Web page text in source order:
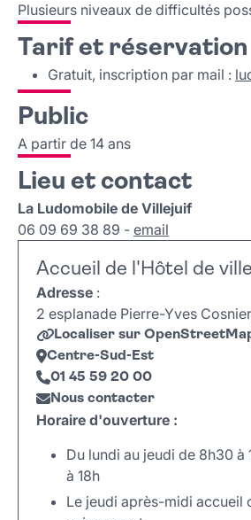
Plusieurs niveaux de difficultés
Tarif et réservation
Gratuit, inscription par mail :
Public
A partir de 14 ans
Lieu et contact
La Ludomobile de Villejuif
06 09 69 38 89 - email
Accueil de l'Hôtel de ville
Adresse :
2 esplanade Pierre-Yves
Localiser sur
Centre-Sud-Est
01 45 59 20 00
Nous contacter
Horaire d'ouverture :
Du lundi au jeudi de 8h30 à
à 18h
Le jeudi après-midi accueil